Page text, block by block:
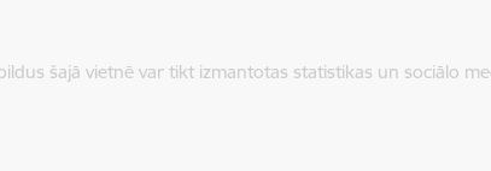
šajā vietnē var tikt izmantotas statistikas un sociālo